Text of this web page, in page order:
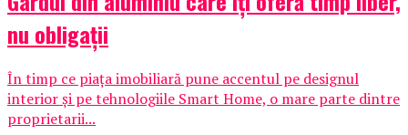
nu obligații
În timp ce piața imobiliară pune accentul pe designul
interior și pe tehnologiile Smart Home, o mare parte dintre
proprietarii...